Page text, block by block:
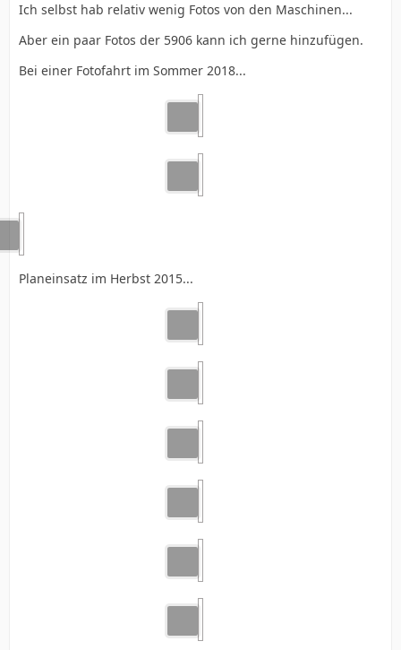
Ich selbst hab relativ wenig Fotos von den Maschinen...
Aber ein paar Fotos der 5906 kann ich gerne hinzufügen.
Bei einer Fotofahrt im Sommer 2018...
Planeinsatz im Herbst 2015...